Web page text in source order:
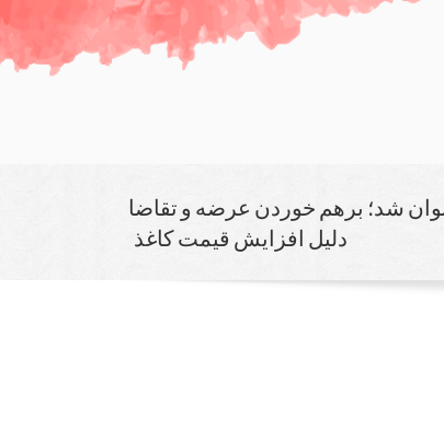
شد؛ برهم خوردن عرضه و تقاضا
دلیل افزایش قیمت كاغذ